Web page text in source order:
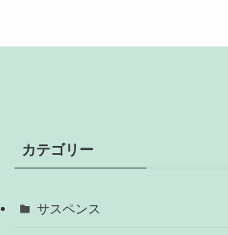
カテゴリー
サスペンス